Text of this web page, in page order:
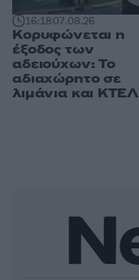
16:1807.08.26
Κορυφώνεται η
έξοδος των
αδειούχων: Το
αδιαχώρητο σε
λιμάνια και ΚΤΕΛ